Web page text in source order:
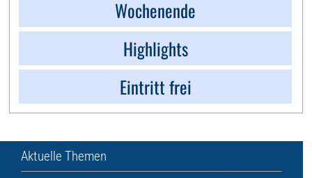
Wochenende
Highlights
Eintritt frei
Aktuelle Themen